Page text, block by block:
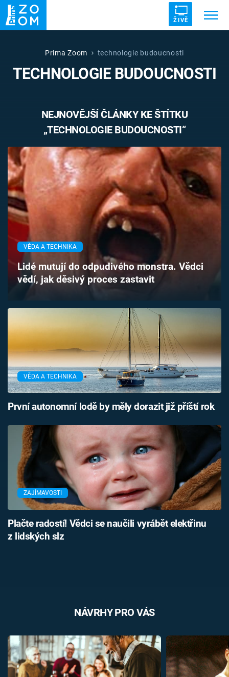
ŽIVĚ
ZRÁDCI DRUHÁ SVĚTOVÁ VÁLKA
ZÁHADY VETŘELCI DÁVNOVĚKU
Témata
Témata
Pořady
TV Program
Časopis
Sledujte prima+
Sledujte nás
Prima Zoom technologie budoucnosti
TECHNOLOGIE BUDOUCNOSTI
NEJNOVĚJŠÍ ČLÁNKY KE ŠTÍTKU
„TECHNOLOGIE BUDOUCNOSTI“
VĚDA A TECHNIKA
Lidé mutují do odpudivého monstra. Vědci
vědí, jak děsivý proces zastavit
VĚDA A TECHNIKA
První autonomní lodě by měly dorazit již příští rok
ZAJÍMAVOSTI
Plačte radostí! Vědci se naučili vyrábět elektřinu
z lidských slz
NÁVRHY PRO VÁS